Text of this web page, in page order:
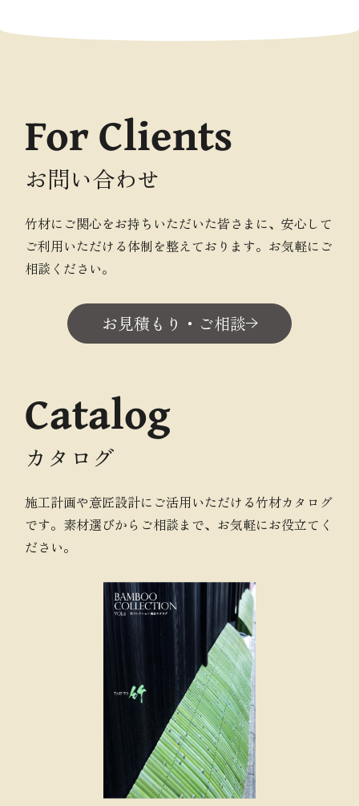
For Clients
お問い合わせ
竹材にご関心をお持ちいただいた皆さまに、安心して
ご利用いただける体制を整えております。お気軽にご
相談ください。
お見積もり・ご相談
Catalog
カタログ
施工計画や意匠設計にご活用いただける竹材カタログ
です。素材選びからご相談まで、お気軽にお役立てく
ださい。